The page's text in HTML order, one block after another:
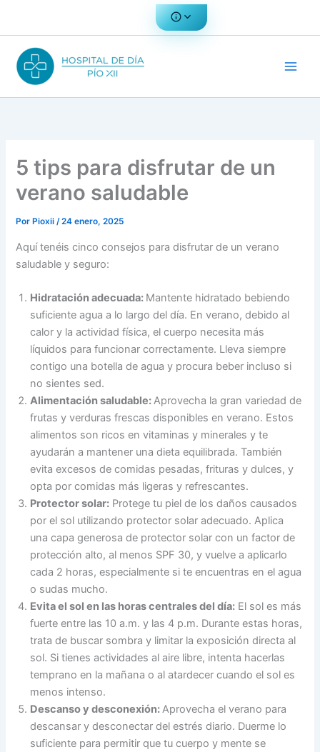
5 tips para disfrutar de un
verano saludable
Por Pioxii/24 enero, 2025
Aquí tenéis cinco consejos para disfrutar de un verano
saludable y seguro:
Hidratación adecuada: Mantente hidratado bebiendo
suficiente agua a lo largo del día. En verano, debido al
calor y la actividad física, el cuerpo necesita más
líquidos para funcionar correctamente. Lleva siempre
contigo una botella de agua y procura beber incluso si
no sientes sed.
Alimentación saludable:Aprovecha la gran variedad de
frutas y verduras frescas disponibles en verano. Estos
alimentos son ricos en vitaminas y minerales y te
ayudarán a mantener una dieta equilibrada. También
evita excesos de comidas pesadas, frituras y dulces, y
opta por comidas más ligeras y refrescantes.
Protector solar: Protege tu piel de los daños causados
por el sol utilizando protector solar adecuado. Aplica
una capa generosa de protector solar con un factor de
protección alto, al menos SPF 30, y vuelve a aplicarlo
cada 2 horas, especialmente si te encuentras en el agua
o sudas mucho.
Evita el sol en las horas centrales del día: El sol es más
fuerte entre las 10 a.m. y las 4 p.m. Durante estas horas,
trata de buscar sombra y limitar la exposición directa al
sol. Si tienes actividades al aire libre, intenta hacerlas
temprano en la mañana o al atardecer cuando el sol es
menos intenso.
Descanso y desconexión:Aprovecha el verano para
descansar y desconectar del estrés diario. Duerme lo
suficiente para permitir que tu cuerpo y mente se